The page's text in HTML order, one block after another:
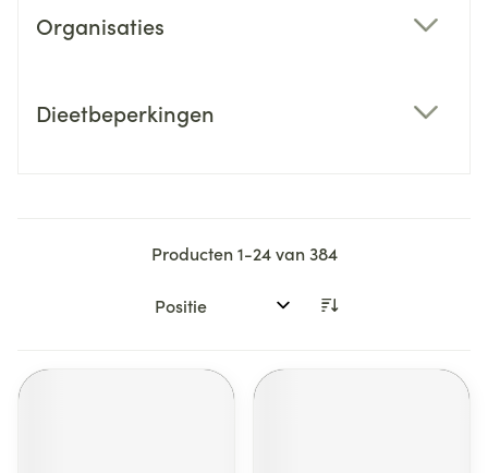
Organisaties
Dieetbeperkingen
Producten1-24van384
Sorteer op: